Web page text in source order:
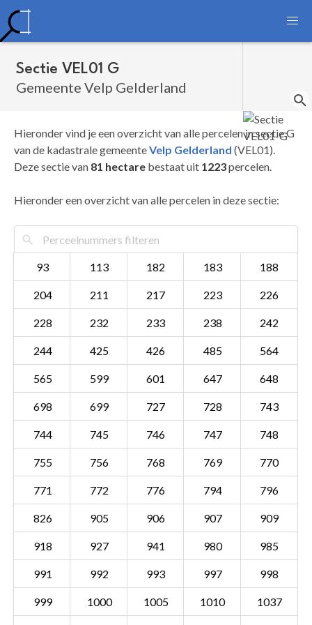
Sectie VEL01 G
Gemeente Velp Gelderland
Hieronder vind je een overzicht van alle percelen in sectie G
van de kadastrale gemeenteVelp Gelderland (VEL01).
Deze sectie van 81 hectare bestaat uit 1223percelen.
Hieronder een overzicht van alle percelen in deze sectie:
93 113 182 183 188
204 211 217 223 226
228 232 233 238 242
244 425 426 485 564
565 599 601 647 648
698 699 727 728 743
744 745 746 747 748
755 756 768 769 770
771 772 776 794 796
826 905 906 907 909
918 927 941 980 985
991 992 993 997 998
999 1000 1005 1010 1037
Sectie VEL01 G
Gemeente Velp Gelderland
Details